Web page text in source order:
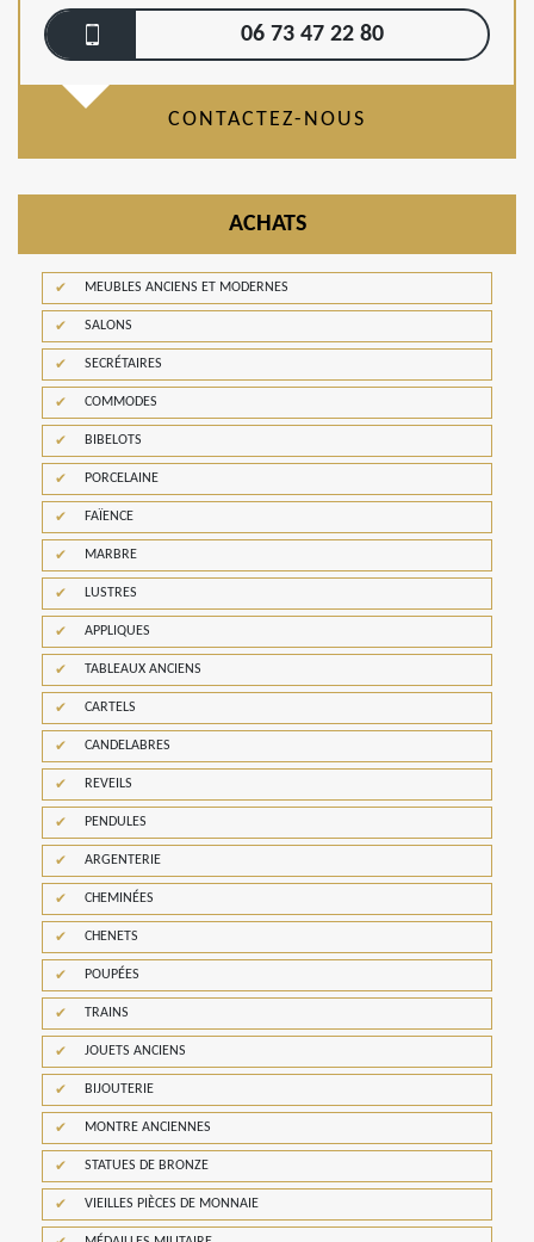
06 73 47 22 80
CONTACTEZ-NOUS
ACHATS
MEUBLES ANCIENS ET MODERNES
SALONS
SECRÉTAIRES
COMMODES
BIBELOTS
PORCELAINE
FAÏENCE
MARBRE
LUSTRES
APPLIQUES
TABLEAUX ANCIENS
CARTELS
CANDELABRES
REVEILS
PENDULES
ARGENTERIE
CHEMINÉES
CHENETS
POUPÉES
TRAINS
JOUETS ANCIENS
BIJOUTERIE
MONTRE ANCIENNES
STATUES DE BRONZE
VIEILLES PIÈCES DE MONNAIE